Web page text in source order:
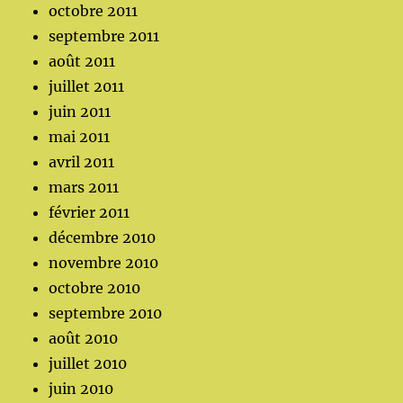
octobre 2011
septembre 2011
août 2011
juillet 2011
juin 2011
mai 2011
avril 2011
mars 2011
février 2011
décembre 2010
novembre 2010
octobre 2010
septembre 2010
août 2010
juillet 2010
juin 2010